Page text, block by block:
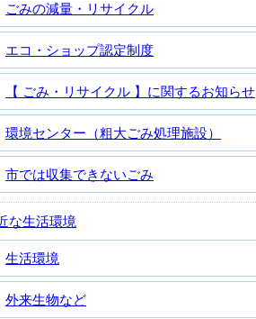
ごみの減量・リサイクル
エコ・ショップ認定制度
【 ごみ・リサイクル 】に関するお知らせ
環境センター（粗大ごみ処理施設）
市では収集できないごみ
な生活環境
生活環境
外来生物など